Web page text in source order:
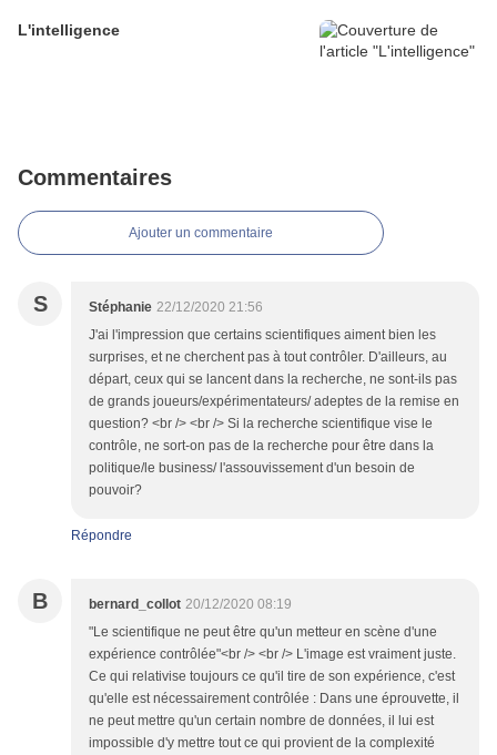
L'intelligence
Commentaires
Ajouter un commentaire
S Stéphanie 22/12/2020 21:56
J'ai l'impression que certains scientifiques aiment bien les
surprises, et ne cherchent pas à tout contrôler. D'ailleurs, au
départ, ceux qui se lancent dans la recherche, ne sont-ils pas
de grands joueurs/expérimentateurs/ adeptes de la remise en
question? <br /> <br /> Si la recherche scientifique vise le
contrôle, ne sort-on pas de la recherche pour être dans la
politique/le business/ l'assouvissement d'un besoin de
pouvoir?
Répondre
B bernard_collot 20/12/2020 08:19
"Le scientifique ne peut être qu'un metteur en scène d'une
expérience contrôlée"<br /> <br /> L'image est vraiment juste.
Ce qui relativise toujours ce qu'il tire de son expérience, c'est
qu'elle est nécessairement contrôlée : Dans une éprouvette, il
ne peut mettre qu'un certain nombre de données, il lui est
impossible d'y mettre tout ce qui provient de la complexité